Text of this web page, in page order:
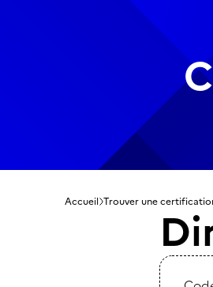
Accueil Trouver une